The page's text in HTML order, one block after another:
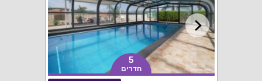
5
חדרים